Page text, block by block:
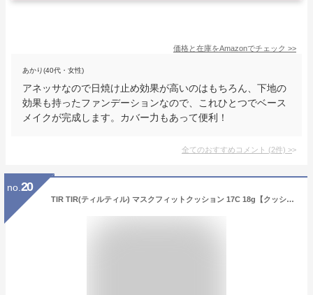
価格と在庫をAmazonでチェック >>
あかり(40代・女性)
アネッサなので日焼け止め効果が高いのはもちろん、下地の
効果も持ったファンデーションなので、これひとつでベース
メイクが完成します。カバー力もあって便利！
全てのおすすめコメント (2件) >
no. 20
TIR TIR(ティルティル) マスクフィットクッション 17C 18g【クッションファンデーション、マスクにつかない、カバー力・持続力が高い、さらっとした仕上がり】